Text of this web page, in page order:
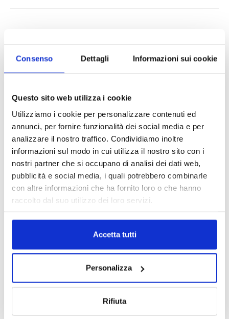
Consenso Dettagli Informazioni sui cookie
Questo sito web utilizza i cookie
Utilizziamo i cookie per personalizzare contenuti ed
annunci, per fornire funzionalità dei social media e per
analizzare il nostro traffico. Condividiamo inoltre
informazioni sul modo in cui utilizza il nostro sito con i
nostri partner che si occupano di analisi dei dati web,
pubblicità e social media, i quali potrebbero combinarle
con altre informazioni che ha fornito loro o che hanno
raccolto dal suo utilizzo dei loro servizi.
Accetta tutti
Personalizza
Rifiuta